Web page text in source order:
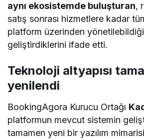
aynı ekosistemde buluşturan,
satış sonrası hizmetlere kadar
platform üzerinden
geliştirdiklerini ifade etti.
Teknoloji altyapısı
yenilendi
BookingAgora Kurucu Ortağı
platformun mevcut sistemin
tamamen yeni bir yazılım